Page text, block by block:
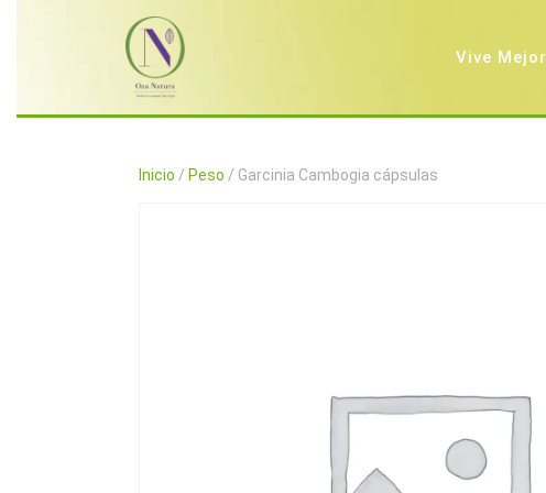
Vive Mejor
Inicio / Peso / Garcinia Cambogia cápsulas